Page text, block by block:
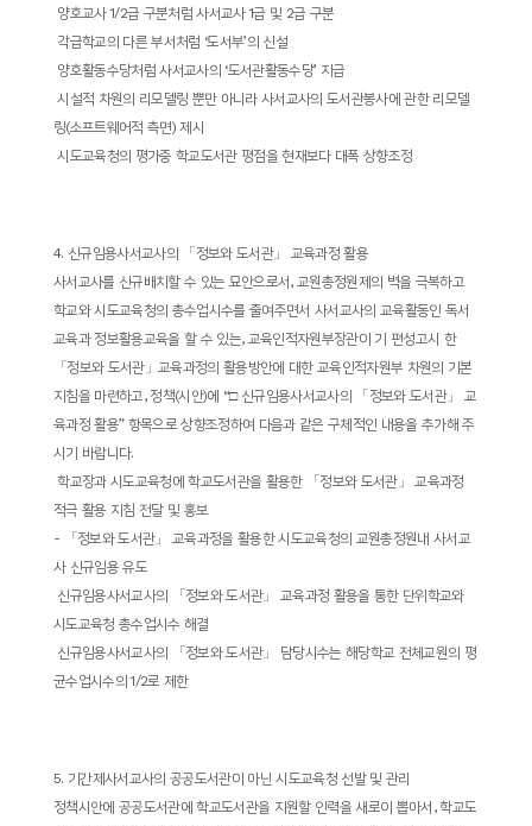
양호교사1/2급 구분처럼 사서교사1급 및 2급 구분
각급학교의 다른 부서처럼 ‘도서부’의 신설
양호활동수당처럼 사서교사의 ‘도서관활동수당’ 지급
­시설적 차원의 리모델링 뿐만 아니라 사서교사의 도서관봉사에 관한 리모델
링(소프트웨어적 측면)제시
­시도교육청의 평가중 학교도서관 평점을 현재보다 대폭 상향조정
4. 신규임용사서교사의 「 정보와 도서관」 교육과정 활용
사서교사를 신규배치할 수 있는 묘안으로서 ,교원총정원제의 벽을 극복하고
학교와 시도교육청의 총수업시수를 줄여주면서 사서교사의 교육활동인 독서
교육과 정보활용교육을 할 수 있는, 교육인적자원부장관이 기 편성고시 한
「 정보와 도서관」교육과정의 활용방안에 대한 교육인적자원부 차원의 기본
지침을 마련하고, 정책(시안)에 “□ 신규임용사서교사의 「 정보와 도서관」 교
육과정 활용” 항목으로 상향조정하여 다음과 같은 구체적인 내용을 추가해 주
시기 바랍니다.
­학교장과 시도교육청에 학교도서관을 활용한 「 정보와 도서관」교육과정
적극 활용 지침 전달 및 홍보
-
「 정보와 도서관」교육과정을 활용한 시도교육청의 교원총정원내 사서교
사 신규임용 유도
신규임용사서교사의 「 정보와 도서관」교육과정 활용을 통한 단위학교와
시도교육청 총수업시수 해결
신규임용사서교사의 「 정보와 도서관」 담당시수는 해당학교 전체교원의 평
균수업시수의1/2로 제한
5. 기간제사서교사의 공공도서관이 아닌 시도교육청 선발 및 관리
정책시안에 공공도서관에 학교도서관을 지원할 인력을 새로이 뽑아서 ,학교도